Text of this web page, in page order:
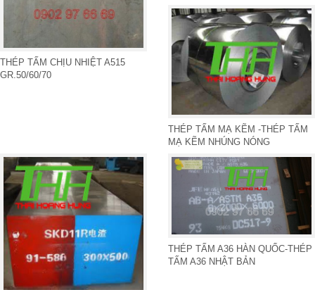
THÉP TẤM CHỊU NHIỆT A515
GR.50/60/70
THÉP TẤM MẠ KẼM -THÉP TẤM
MẠ KẼM NHÚNG NÓNG
THÉP TẤM A36 HÀN QUỐC-THÉP
TẤM A36 NHẬT BẢN